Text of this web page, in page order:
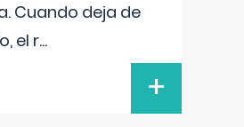
Cuando deja de
el r...
+